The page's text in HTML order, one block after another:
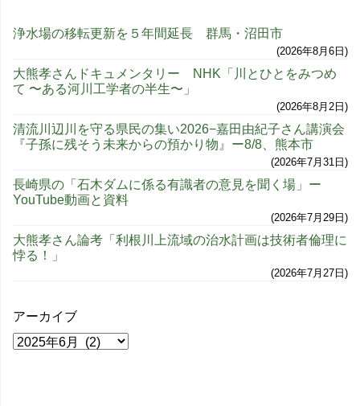
浄水場の移転更新を５年間延長 群馬・沼田市
2026年8月6日
大熊孝さんドキュメンタリー NHK「川とひとをみつめ
て 〜ある河川工学者の半生〜」
2026年8月2日
清流川辺川を守る県民の集い2026−嘉田由紀子さん講演会
『子孫に残そう未来からの預かり物』ー8/8、熊本市
2026年7月31日
長崎県の「石木ダムに係る有識者の意見を聞く場」ー
YouTube動画と資料
2026年7月29日
大熊孝さん論考「利根川上流域の治水計画は技術者倫理に
悖る！」
2026年7月27日
アーカイブ